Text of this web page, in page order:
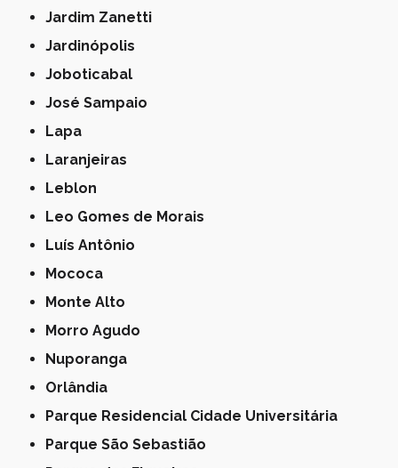
Jardim Zanetti
Jardinópolis
Joboticabal
José Sampaio
Lapa
Laranjeiras
Leblon
Leo Gomes de Morais
Luís Antônio
Mococa
Monte Alto
Morro Agudo
Nuporanga
Orlândia
Parque Residencial Cidade Universitária
Parque São Sebastião